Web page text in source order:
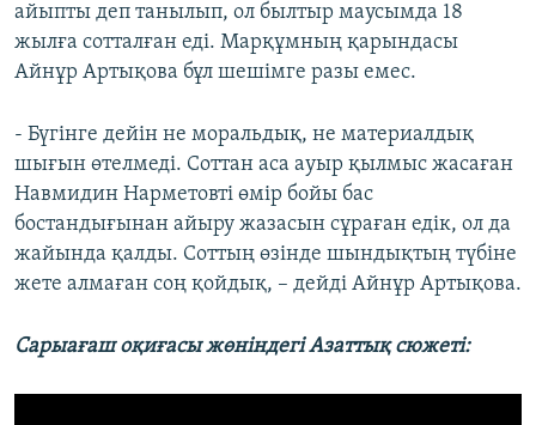
айыпты деп танылып, ол былтыр маусымда 18
жылға сотталған еді. Марқұмның қарындасы
Айнұр Артықова бұл шешімге разы емес.
- Бүгінге дейін не моральдық, не материалдық
шығын өтелмеді. Соттан аса ауыр қылмыс жасаған
Навмидин Нарметовті өмір бойы бас
бостандығынан айыру жазасын сұраған едік, ол да
жайында қалды. Соттың өзінде шындықтың түбіне
жете алмаған соң қойдық, – дейді Айнұр Артықова.
Сарыағаш оқиғасы жөніндегі Азаттық сюжеті: